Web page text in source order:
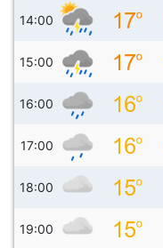
14:00
15:00
16:00
17:00
18:00
19:00